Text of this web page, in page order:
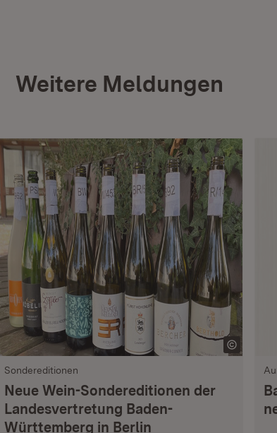
Weitere Meldungen
Sondereditionen
Neue Wein-Sondereditionen der
Landesvertretung Baden-
Württemberg in Berlin